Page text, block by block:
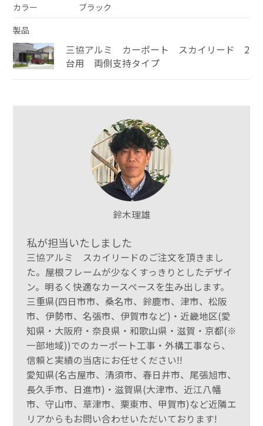
カラー
ブラック
製品
三協アルミ カーポート スカイリード 2
台用 両側支持タイプ
鈴木理雄
私が担当いたしました
三協アルミ スカイリードのご注文を頂きまし
た。屋根フレームが少なくすっきりとしたデザイ
ン。明るく快適なカースペースを生み出します。
三重県(四日市市、桑名市、鈴鹿市、津市、松阪
市、伊勢市、名張市、伊賀市など)・近畿地区(愛
知県・大阪府・奈良県・和歌山県・滋賀・京都(※
一部地域))でのカーポート工事・外構工事なら、
信頼と実績の当店にお任せください!!
愛知県(名古屋市、清須市、春日井市、尾張旭市、
長久手市、日進市)・滋賀県(大津市、近江八幡
市、守山市、草津市、栗東市、甲賀市)など近隣エ
リアからもお問い合わせいただいております!